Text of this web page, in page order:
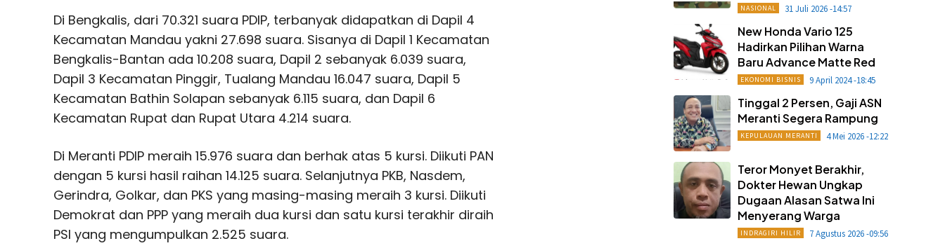
Di Bengkalis, dari 70.321 suara PDIP, terbanyak didapatkan di Dapil 4
Kecamatan Mandau yakni 27.698 suara. Sisanya di Dapil 1 Kecamatan
Bengkalis-Bantan ada 10.208 suara, Dapil 2 sebanyak 6.039 suara,
Dapil 3 Kecamatan Pinggir, Tualang Mandau 16.047 suara, Dapil 5
Kecamatan Bathin Solapan sebanyak 6.115 suara, dan Dapil 6
Kecamatan Rupat dan Rupat Utara 4.214 suara.
Di Meranti PDIP meraih 15.976 suara dan berhak atas 5 kursi. Diikuti PAN
dengan 5 kursi hasil raihan 14.125 suara. Selanjutnya PKB, Nasdem,
Gerindra, Golkar, dan PKS yang masing-masing meraih 3 kursi. Diikuti
Demokrat dan PPP yang meraih dua kursi dan satu kursi terakhir diraih
PSI yang mengumpulkan 2.525 suara.
NASIONAL 31 Juli 2026 -14:57
New Honda Vario 125
Hadirkan Pilihan Warna
Baru Advance Matte Red
EKONOMI BISNIS 9 April 2024 -18:45
Tinggal 2 Persen, Gaji ASN
Meranti Segera Rampung
KEPULAUAN MERANTI 4 Mei 2026 -12:22
Teror Monyet Berakhir,
Dokter Hewan Ungkap
Dugaan Alasan Satwa Ini
Menyerang Warga
INDRAGIRI HILIR 7 Agustus 2026 -09:56